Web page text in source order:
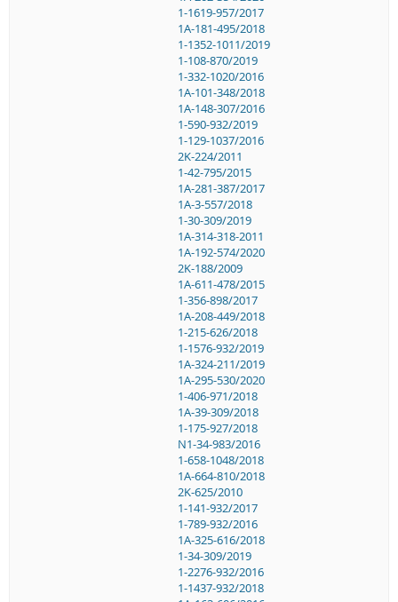
1-1619-957/2017
1A-181-495/2018
1-1352-1011/2019
1-108-870/2019
1-332-1020/2016
1A-101-348/2018
1A-148-307/2016
1-590-932/2019
1-129-1037/2016
2K-224/2011
1-42-795/2015
1A-281-387/2017
1A-3-557/2018
1-30-309/2019
1A-314-318-2011
1A-192-574/2020
2K-188/2009
1A-611-478/2015
1-356-898/2017
1A-208-449/2018
1-215-626/2018
1-1576-932/2019
1A-324-211/2019
1A-295-530/2020
1-406-971/2018
1A-39-309/2018
1-175-927/2018
N1-34-983/2016
1-658-1048/2018
1A-664-810/2018
2K-625/2010
1-141-932/2017
1-789-932/2016
1A-325-616/2018
1-34-309/2019
1-2276-932/2016
1-1437-932/2018